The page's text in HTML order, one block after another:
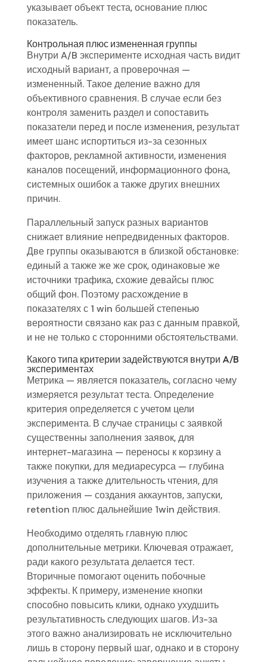
указывает объект теста, основание плюс
показатель.
Контрольная плюс измененная группы
Внутри A/B эксперименте исходная часть видит
исходный вариант, а проверочная —
измененный. Такое деление важно для
объективного сравнения. В случае если без
контроля заменить раздел и сопоставить
показатели перед и после изменения, результат
имеет шанс испортиться из-за сезонных
факторов, рекламной активности, изменения
каналов посещений, информационного фона,
системных ошибок а также других внешних
причин.
Параллельный запуск разных вариантов
снижает влияние непредвиденных факторов.
Две группы оказываются в близкой обстановке:
единый а также же же срок, одинаковые же
источники трафика, схожие девайсы плюс
общий фон. Поэтому расхождение в
показателях с 1 win большей степенью
вероятности связано как раз с данным правкой,
и не не только с сторонними обстоятельствами.
Какого типа критерии задействуются внутри A/B
экспериментах
Метрика — является показатель, согласно чему
измеряется результат теста. Определение
критерия определяется с учетом цели
эксперимента. В случае страницы с заявкой
существенны заполнения заявок, для
интернет-магазина — переносы к корзину а
также покупки, для медиаресурса — глубина
изучения а также длительность чтения, для
приложения — создания аккаунтов, запуски,
retention плюс дальнейшие 1win действия.
Необходимо отделять главную плюс
дополнительные метрики. Ключевая отражает,
ради какого результата делается тест.
Вторичные помогают оценить побочные
эффекты. К примеру, изменение кнопки
способно повысить клики, однако ухудшить
результативность следующих шагов. Из-за
этого важно анализировать не исключительно
лишь в сторону первый шаг, однако и в сторону